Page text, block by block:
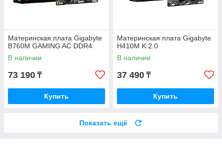
Материнская плата Gigabyte
B760M GAMING AC DDR4
В наличии
73 190 ₸
Купить
Материнская плата Gigabyte
H410M K 2.0
В наличии
37 490 ₸
Купить
Показать ещё